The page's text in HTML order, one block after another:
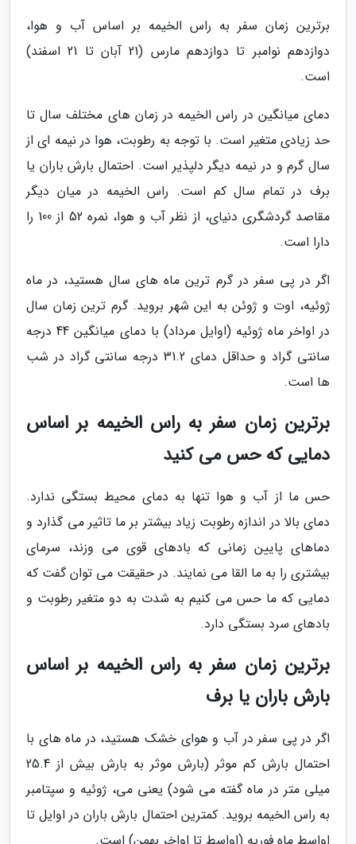
برترین زمان سفر به راس الخیمه بر اساس آب و هوا،
دوازدهم نوامبر تا دوازدهم مارس (21 آبان تا 21 اسفند)
است.
دمای میانگین در راس الخیمه در زمان های مختلف سال تا
حد زیادی متغیر است. با توجه به رطوبت، هوا در نیمه ای از
سال گرم و در نیمه دیگر دلپذیر است. احتمال بارش باران یا
برف در تمام سال کم است. راس الخیمه در میان دیگر
مقاصد گردشگری دنیای، از نظر آب و هوا، نمره 52 از 100 را
دارا است.
اگر در پی سفر در گرم ترین ماه های سال هستید، در ماه
ژوئیه، اوت و ژوئن به این شهر بروید. گرم ترین زمان سال
در اواخر ماه ژوئیه (اوایل مرداد) با دمای میانگین 44 درجه
سانتی گراد و حداقل دمای 31.2 درجه سانتی گراد در شب
ها است.
برترین زمان سفر به راس الخیمه بر اساس
دمایی که حس می کنید
حس ما از آب و هوا تنها به دمای محیط بستگی ندارد.
دمای بالا در اندازه رطوبت زیاد بیشتر بر ما تاثیر می گذارد و
دماهای پایین زمانی که بادهای قوی می وزند، سرمای
بیشتری را به ما القا می نمایند. در حقیقت می توان گفت که
دمایی که ما حس می کنیم به شدت به دو متغیر رطوبت و
بادهای سرد بستگی دارد.
برترین زمان سفر به راس الخیمه بر اساس
بارش باران یا برف
اگر در پی سفر در آب و هوای خشک هستید، در ماه های با
احتمال بارش کم موثر (بارش موثر به بارش بیش از 25.4
میلی متر در ماه گفته می شود) یعنی می، ژوئیه و سپتامبر
به راس الخیمه بروید. کمترین احتمال بارش باران در اوایل تا